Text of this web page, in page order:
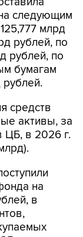
следующим
млрд
рублей, по
рублей, по
бумагам
рублей.
средств
активы, за
ЦБ, в 2026 г.
на
в